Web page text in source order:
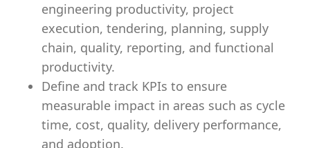
engineering productivity, project
execution, tendering, planning, supply
chain, quality, reporting, and functional
productivity.
Define and track KPIs to ensure
measurable impact in areas such as cycle
time, cost, quality, delivery performance,
and adoption.